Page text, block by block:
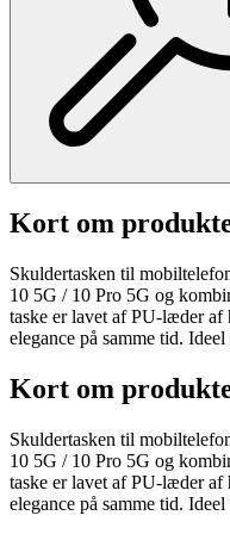
Kort om
Skuldertasken til
10 5G / 10 Pro 5G og
taske er lavet af PU-læder
elegance på samme tid.
Kort om
Skuldertasken til
10 5G / 10 Pro 5G og
taske er lavet af PU-læder
elegance på samme tid.